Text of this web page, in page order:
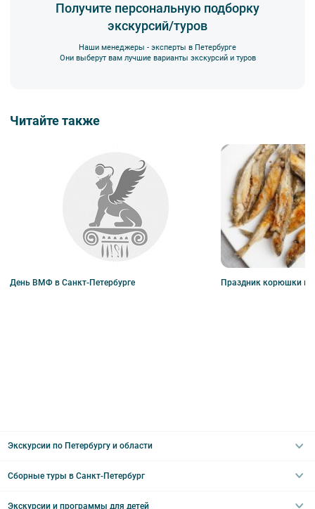
Получите персональную подборку
экскурсий/туров
Наши менеджеры - эксперты в Петербурге
Они выберут вам лучшие варианты экскурсий и туров
Читайте также
День ВМФ в Санкт-Петербурге Праздник корюшки в
Экскурсии по Петербургу и области
Интерьерные
Сборные туры в Санкт-Петербург
Экскурсии и программы для детей